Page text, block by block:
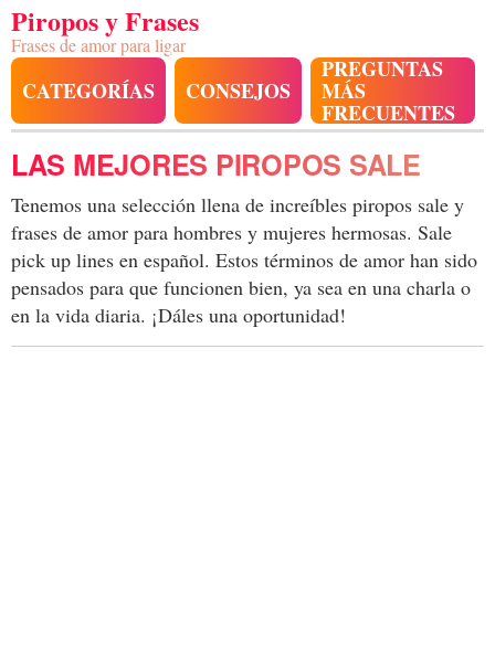
Piropos y Frases
Frases de amor para ligar
CATEGORÍAS CONSEJOS
PREGUNTAS
MÁS
FRECUENTES
LAS MEJORES PIROPOS SALE
Tenemos una selección llena de increíbles piropos sale y
frases de amor para hombres y mujeres hermosas. Sale
pick up lines en español. Estos términos de amor han sido
pensados para que funcionen bien, ya sea en una charla o
en la vida diaria. ¡Dáles una oportunidad!